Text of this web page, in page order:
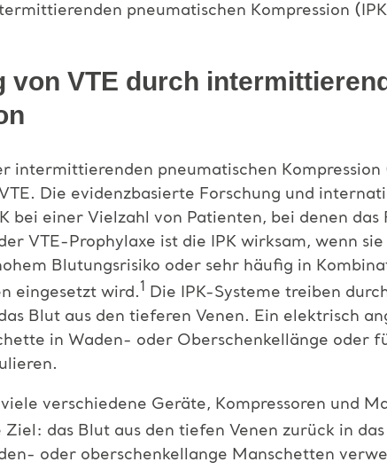
pneumatischen Kompression
von VTE durch
intermittierenden pneumatischen
Die evidenzbasierte Forschung und
bei einer Vielzahl von Patienten, bei denen
VTE-Prophylaxe ist die IPK wirksam, wenn
Blutungsrisiko oder sehr häufig in
eingesetzt wird. 1 Die IPK-Systeme treiben
Blut aus den tieferen Venen. Ein elektrisch
in Waden- oder Oberschenkellänge oder
viele verschiedene Geräte, Kompressoren und
das Blut aus den tiefen Venen zurück in
oder oberschenkellange Manschetten